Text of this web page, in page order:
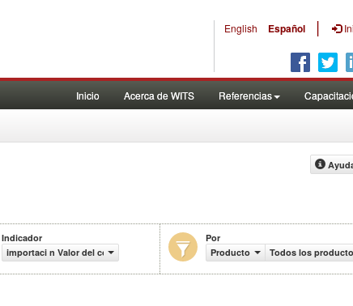
English Español |
Inicio Acerca de WITS Referencias
Indicador
importaci n Valor del comercio (en miles de US$)
Por
Producto
Todos los